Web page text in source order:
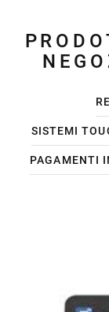
SISTEMI
PAGAMENTI